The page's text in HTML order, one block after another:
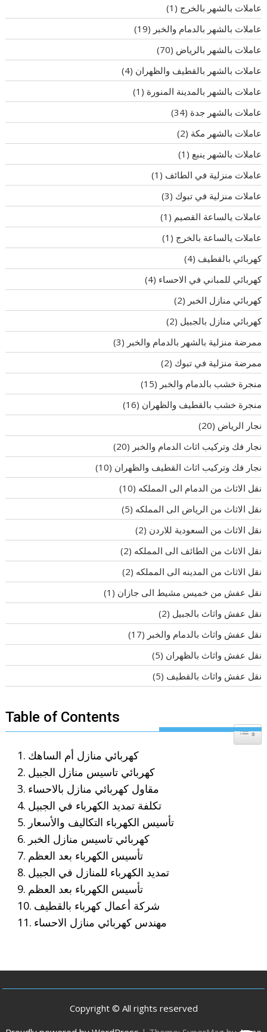
عاملات بالشهر بالخرج (1)
عاملات بالشهر بالدمام والخبر (19)
عاملات بالشهر بالرياض (70)
عاملات بالشهر بالقطيف والظهران (4)
عاملات بالشهر بالمدينة المنورة (1)
عاملات بالشهر جدة (34)
عاملات بالشهر مكة (2)
عاملات بالشهر ينبع (1)
عاملات منزلية في الطائف (1)
عاملات منزلية في تبوك (3)
عاملات يالساعة القصيم (1)
عاملات يالساعة بالخرج (1)
كهربائي بالقطيف (4)
كهربائي للمباني في الاحساء (4)
كهربائي منازل الخبر (2)
كهربائي منازل بالجبيل (2)
ممرضة منزلية بالشهر بالدمام والخبر (3)
ممرضة منزلية في تبوك (2)
منجرة خشب بالدمام والخبر (15)
منجرة خشب بالقطيف والظهران (16)
نجار الرياض (20)
نجار فك وتركيب اثاث الدمام والخبر (20)
نجار فك وتركيب اثاث القطيف والظهران (10)
نقل الاثاث من الدمام الى المملكه (10)
نقل الاثاث من الرياض الى المملكه (5)
نقل الاثاث من السعودية للاردن (2)
نقل الاثاث من الطائف الى المملكه (2)
نقل الاثاث من المدينه الى المملكه (2)
نقل عفش من خميس مشيط الى جازان (1)
نقل عفش واثاث بالجبيل (2)
نقل عفش واثاث بالدمام والخبر (17)
نقل عفش واثاث بالظهران (5)
نقل عفش واثاث بالقطيف (5)
Table of Contents
Toggle
كهربائي منازل أم الساهك
كهربائي تاسيس منازل الجبيل
مقاول كهربائي منازل بالاحساء
تكلفة تمديد الكهرباء في الجبيل
تأسيس الكهرباء التكاليف والأسعار
كهربائي تاسيس منازل الخبر
تأسيس الكهرباء بعد العظم
تمديد الكهرباء للمنازل في الجبيل
تأسيس الكهرباء بعد العظم
شركة أعمال كهرباء بالقطيف
مهندس كهربائي منازل الاحساء
Copyright © All rights reserved